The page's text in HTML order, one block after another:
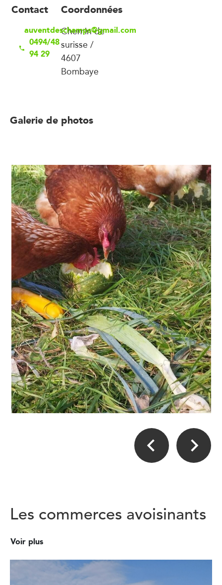
Contact
auventdeschamps@gmail.com
0494/48
94 29
Coordonnées
Chemin de
surisse /
4607
Bombaye
Galerie de photos
Les commerces avoisinants
Voir plus